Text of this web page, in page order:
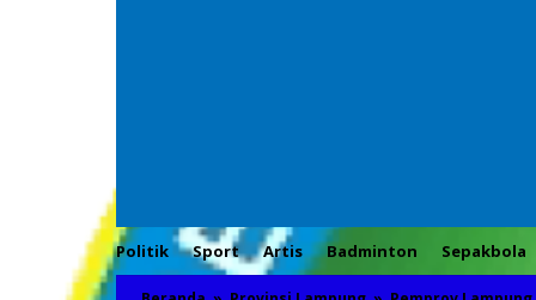
Politik Sport Artis Badminton Sepakbola